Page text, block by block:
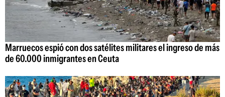
Marruecos espió con dos satélites militares el ingreso de más
de 60.000 inmigrantes en Ceuta